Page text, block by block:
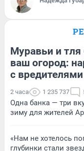
Муравьи и тля
ваш огород:
с
2 часа 1 235 737
Одна банка — три
зиму для жителей
«Нам не хотелось
глубинки стали